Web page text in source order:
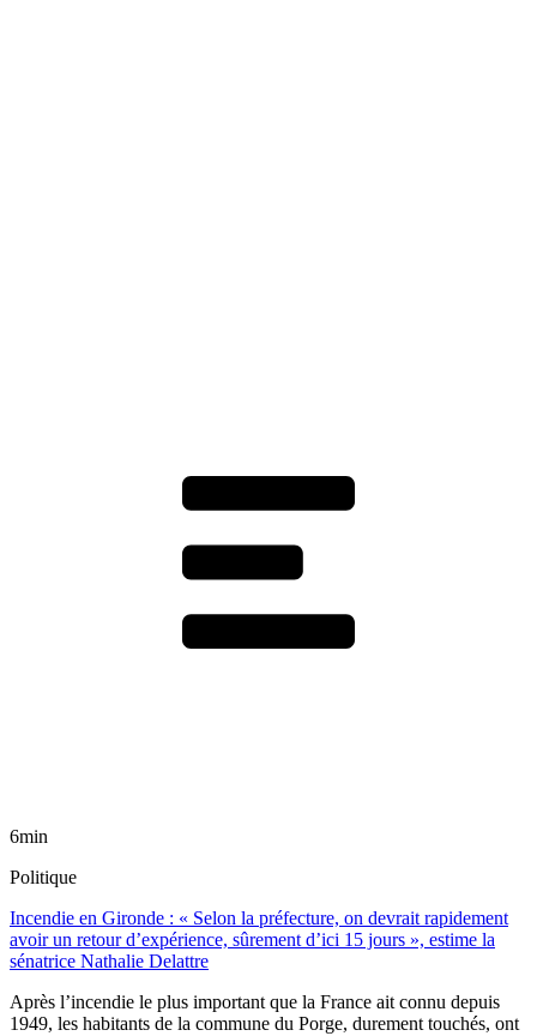
6min
Politique
Incendie en Gironde : « Selon la préfecture, on devrait rapidement
avoir un retour d’expérience, sûrement d’ici 15 jours », estime la
sénatrice Nathalie Delattre
Après l’incendie le plus important que la France ait connu depuis
1949, les habitants de la commune du Porge, durement touchés, ont